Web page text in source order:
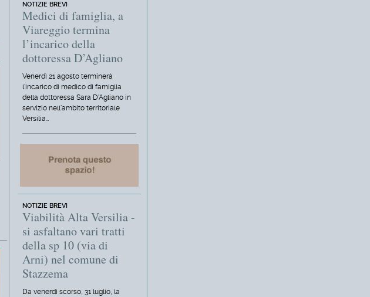
NOTIZIE BREVI
Medici di famiglia, a
Viareggio termina
l’incarico della
dottoressa D’Agliano
Venerdì 21 agosto terminerà
l'incarico di medico di famiglia
della dottoressa Sara D'Agliano in
servizio nell'ambito territoriale
Versilia…
NOTIZIE BREVI
Viabilità Alta Versilia -
si asfaltano vari tratti
della sp 10 (via di
Arni) nel comune di
Stazzema
Da venerdì scorso, 31 luglio, la